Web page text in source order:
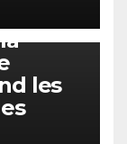
les